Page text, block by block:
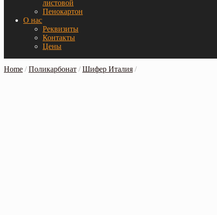
листовой
Пенокартон
О нас
Реквизиты
Контакты
Цены
Home /Поликарбонат /Шифер Италия /